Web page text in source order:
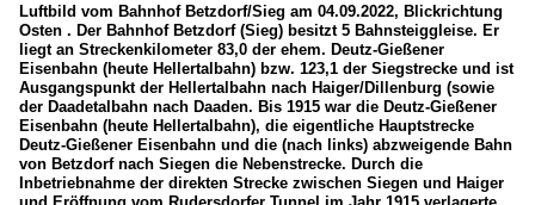
Luftbild vom Bahnhof Betzdorf/Sieg am 04.09.2022, Blickrichtung
Osten . Der Bahnhof Betzdorf (Sieg) besitzt 5 Bahnsteiggleise. Er
liegt an Streckenkilometer 83,0 der ehem. Deutz-Gießener
Eisenbahn (heute Hellertalbahn) bzw. 123,1 der Siegstrecke und ist
Ausgangspunkt der Hellertalbahn nach Haiger/Dillenburg (sowie
der Daadetalbahn nach Daaden. Bis 1915 war die Deutz-Gießener
Eisenbahn (heute Hellertalbahn), die eigentliche Hauptstrecke
Deutz-Gießener Eisenbahn und die (nach links) abzweigende Bahn
von Betzdorf nach Siegen die Nebenstrecke. Durch die
Inbetriebnahme der direkten Strecke zwischen Siegen und Haiger